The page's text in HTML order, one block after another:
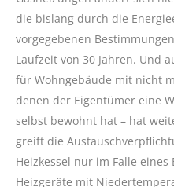
die bislang durch die
vorgegebenen
Laufzeit von 30 Jahren. Und
für Wohngebäude mit nicht
denen der Eigentümer eine
selbst bewohnt hat – hat
greift die
Heizkessel nur im Falle
Heizgeräte mit